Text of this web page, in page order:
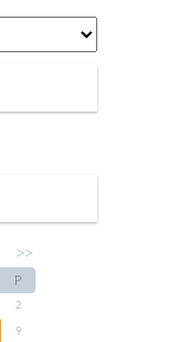
>>
P
2
9